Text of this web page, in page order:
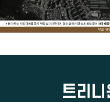
트리